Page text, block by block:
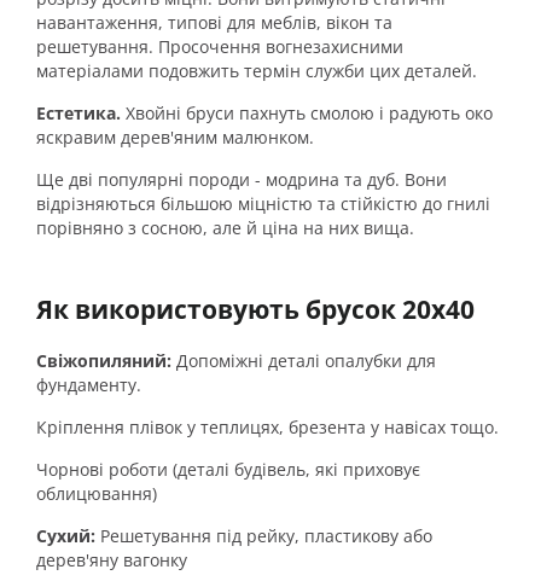
навантаження, типові для меблів, вікон та
решетування. Просочення вогнезахисними
матеріалами подовжить термін служби цих деталей.
Естетика. Хвойні бруси пахнуть смолою і радують око
яскравим дерев'яним малюнком.
Ще дві популярні породи - модрина та дуб. Вони
відрізняються більшою міцністю та стійкістю до гнилі
порівняно з сосною, але й ціна на них вища.
Як використовують брусок 20х40
Свіжопиляний: Допоміжні деталі опалубки для
фундаменту.
Кріплення плівок у теплицях, брезента у навісах тощо.
Чорнові роботи (деталі будівель, які приховує
облицювання)
Сухий: Решетування під рейку, пластикову або
дерев'яну вагонку